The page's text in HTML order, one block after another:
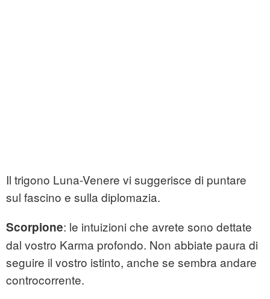
Il trigono Luna-Venere vi suggerisce di puntare
sul fascino e sulla diplomazia.
Scorpione: le intuizioni che avrete sono dettate
dal vostro Karma profondo. Non abbiate paura di
seguire il vostro istinto, anche se sembra andare
controcorrente.